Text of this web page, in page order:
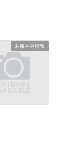
お悔やみ情報